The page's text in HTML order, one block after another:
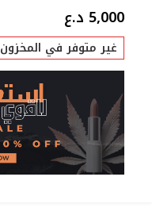
5,000 د.ع
غير متوفر في المخزون